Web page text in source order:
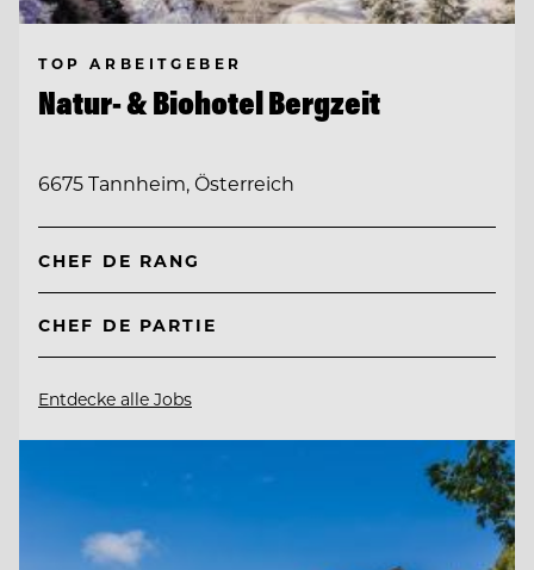
TOP ARBEITGEBER
Natur- & Biohotel Bergzeit
6675 Tannheim, Österreich
CHEF DE RANG
CHEF DE PARTIE
Entdecke alle Jobs